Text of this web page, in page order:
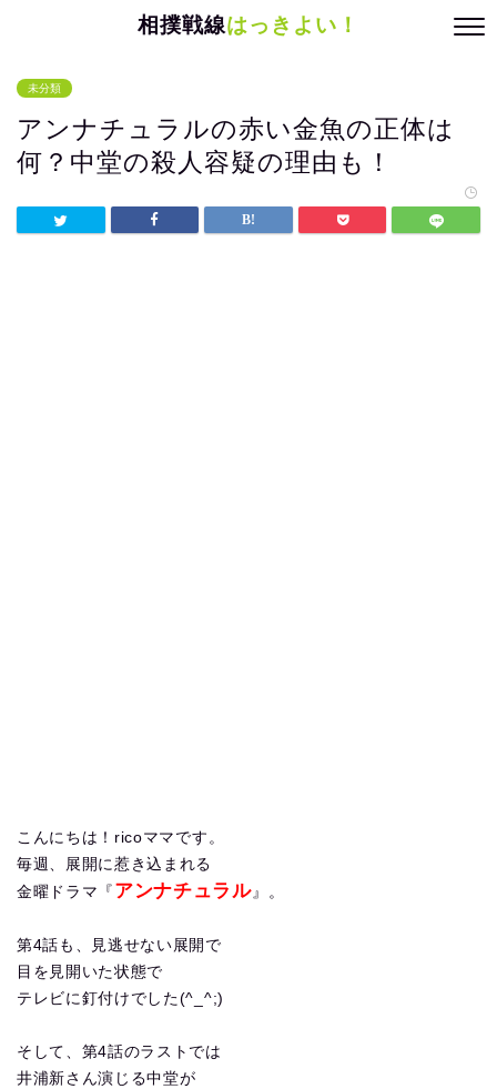
相撲戦線はっきよい！
未分類
アンナチュラルの赤い金魚の正体は
何？中堂の殺人容疑の理由も！
こんにちは！ricoママです。
毎週、展開に惹き込まれる
金曜ドラマ『 アンナチュラル』。
第4話も、見逃せない展開で
目を見開いた状態で
テレビに釘付けでした(^_^;)
そして、第4話のラストでは
井浦新さん演じる中堂が